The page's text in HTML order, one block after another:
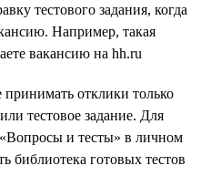
тестового задания, когда
Например, такая
вакансию на hh.ru
отклики только
тестовое задание. Для
и тесты» в личном
библиотека готовых тестов